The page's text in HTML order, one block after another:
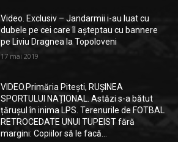
Video. Exclusiv – Jandarmii i-au luat cu
dubele pe cei care îl așteptau cu bannere
pe Liviu Dragnea la Topoloveni
17 mai 2019
VIDEO.Primăria Pitești, RUȘINEA
SPORTULUI NAȚIONAL. Astăzi s-a bătut
țărușul în inima LPS. Terenurile de FOTBAL
RETROCEDATE UNUI TUPEIST fără
margini: Copiilor să le facă...